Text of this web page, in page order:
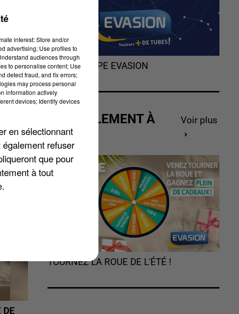
pris
DE
L'HOROSCOPE EVASION
ACTUELLEMENT À
GAGNER
Voir plus
TOURNEZ LA ROUE DE L'ÉTÉ !
interest: Store and/or
advertising; Use profiles to
audiences through
to personalise content; Use
detect fraud, and fix errors;
may process personal
information actively
devices; Identify devices
en sélectionnant
refuser
que pour
à tout